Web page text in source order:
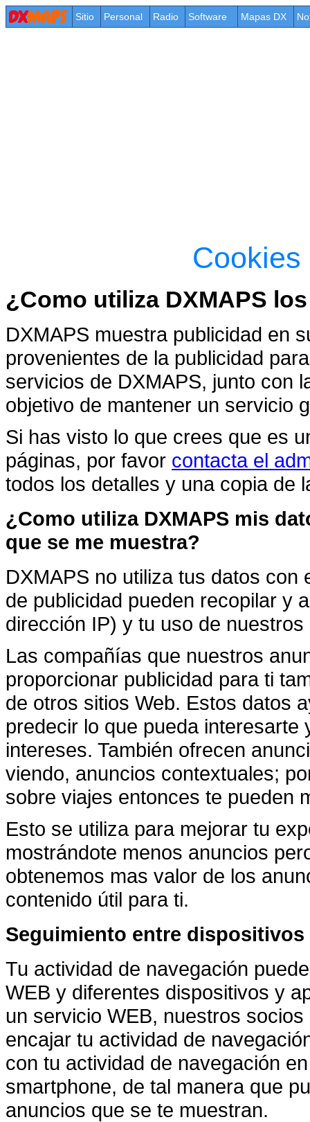
Sitio Personal Radio Software Mapas DX
¿Como utiliza DXMAPS
DXMAPS muestra publicidad en
provenientes de la publicidad
servicios de DXMAPS, junto con
objetivo de mantener un servicio
Si has visto lo que crees que es
páginas, por favor contacta el
todos los detalles y una copia de
¿Como utiliza DXMAPS mis
que se me muestra?
DXMAPS no utiliza tus datos
de publicidad pueden recopilar y
dirección IP) y tu uso de
Las compañías que nuestros
proporcionar publicidad para ti
de otros sitios Web. Estos datos
predecir lo que pueda
intereses. También ofrecen
viendo, anuncios contextuales;
sobre viajes entonces te pueden
Esto se utiliza para mejorar tu
mostrándote menos anuncios
obtenemos mas valor de los
contenido útil para ti.
Seguimiento entre dispositivos
Tu actividad de navegación
WEB y diferentes dispositivos y
un servicio WEB, nuestros
encajar tu actividad de
con tu actividad de navegación
smartphone, de tal manera que
anuncios que se te muestran.